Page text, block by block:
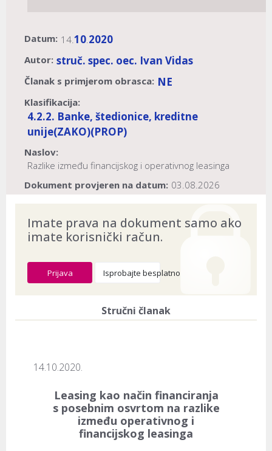
Datum: 14.10.2020
Autor: struč. spec. oec. Ivan Vidas
Članak s primjerom obrasca: NE
Klasifikacija:
4.2.2. Banke, štedionice, kreditne
unije(ZAKO)(PROP)
Naslov:
Razlike između financijskog i operativnog leasinga
Dokument provjeren na datum: 03.08.2026
Imate prava na dokument samo ako
imate korisnički račun.
Prijava Isprobajte besplatno
Stručni članak
14.10.2020.
Leasing kao način financiranja
s posebnim osvrtom na razlike
između operativnog i
financijskog leasinga